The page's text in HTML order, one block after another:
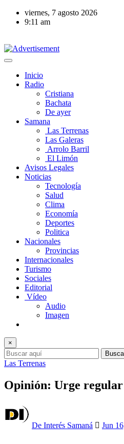
viernes, 7 agosto 2026
9:11 am
Inicio
Radio
Cristiana
Bachata
De ayer
Samana
Las Terrenas
Las Galeras
Arrolo Barril
El Limón
Avisos Legales
Noticias
Tecnología
Salud
Clima
Economía
Deportes
Politica
Nacionales
Provincias
Internacionales
Turismo
Sociales
Editorial
Vídeo
Audio
Imagen
×
Las Terrenas
Opinión: Urge regular
De Interés Samaná Jun